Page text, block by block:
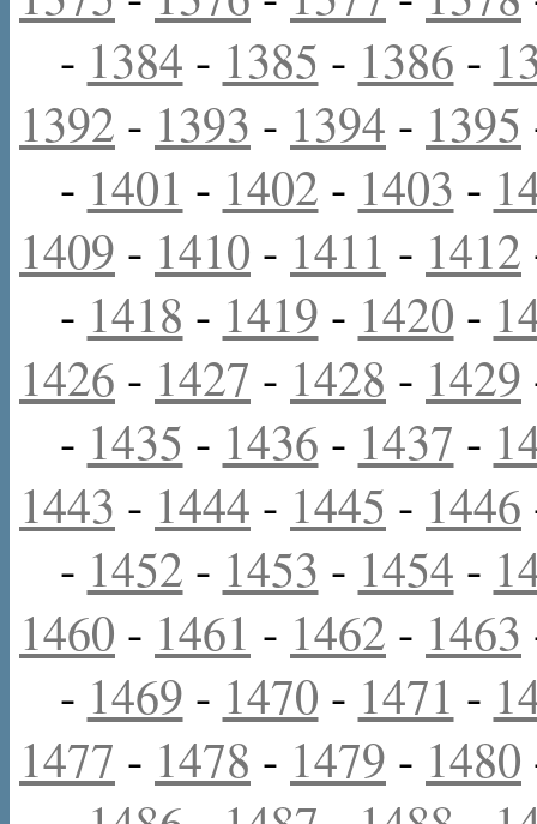
- 1384 - 1385 - 1386 -
1392 - 1393 - 1394 - 1395
- 1401 - 1402 - 1403 -
1409 - 1410 - 1411 - 1412
- 1418 - 1419 - 1420 -
1426 - 1427 - 1428 - 1429
- 1435 - 1436 - 1437 -
1443 - 1444 - 1445 - 1446
- 1452 - 1453 - 1454 -
1460 - 1461 - 1462 - 1463
- 1469 - 1470 - 1471 -
1477 - 1478 - 1479 - 1480